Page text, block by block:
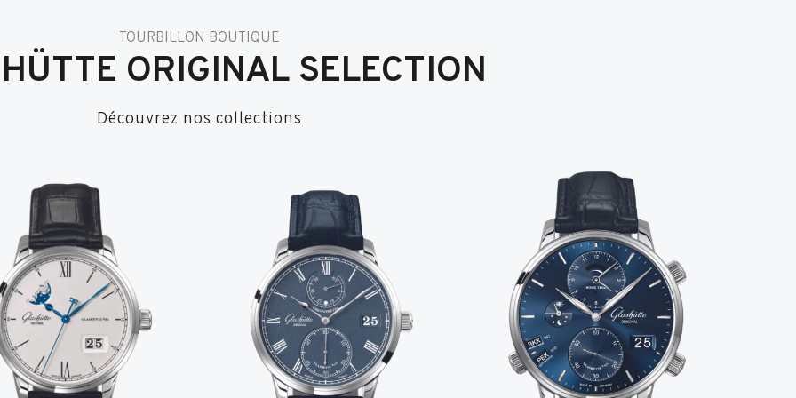
TOURBILLON BOUTIQUE
ORIGINAL SELECTION
Découvrez nos collections